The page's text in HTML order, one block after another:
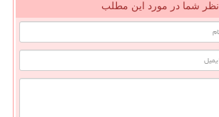
نظر شما در مورد این مطلب